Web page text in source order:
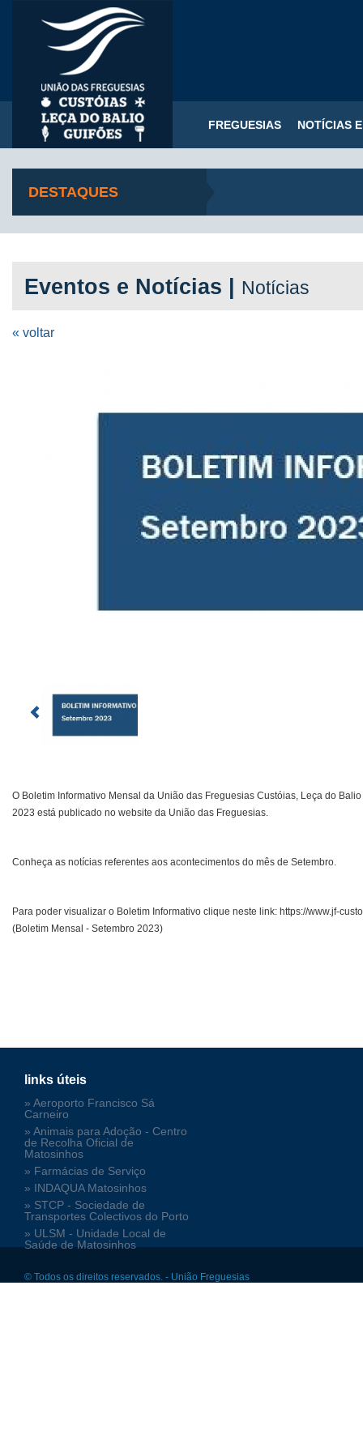
FREGUESIAS NOTÍCIAS
DESTAQUES
Eventos e Notícias | Notícias
« voltar
O Boletim Informativo Mensal da União das Freguesias Custóias, Leça do
2023 está publicado no website da União das Freguesias.
Conheça as notícias referentes aos acontecimentos do mês de Setembro.
Para poder visualizar o Boletim Informativo clique neste link: https://www.jf-
(Boletim Mensal - Setembro 2023)
links úteis
» Aeroporto Francisco Sá
Carneiro
» Animais para Adoção - Centro
de Recolha Oficial de
Matosinhos
» Farmácias de Serviço
» INDAQUA Matosinhos
» STCP - Sociedade de
Transportes Colectivos do Porto
» ULSM - Unidade Local de
Saúde de Matosinhos
© Todos os direitos reservados. - União Freguesias